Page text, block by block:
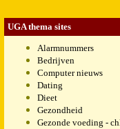
UGA thema sites
Alarmnummers
Bedrijven
Computer nieuws
Dating
Dieet
Gezondheid
Gezonde voeding -